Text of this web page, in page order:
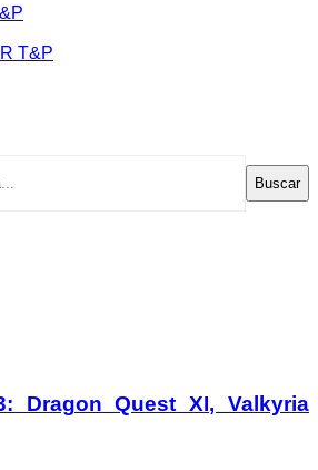
T&P
Buscar
Dragon Quest XI, Valkyria